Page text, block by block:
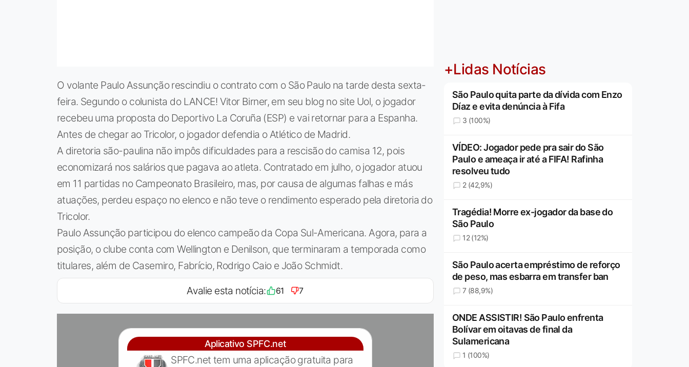
O volante Paulo Assunção rescindiu o contrato com o São Paulo na tarde desta sexta-
feira. Segundo o colunista do LANCE! Vitor Birner, em seu blog no site Uol, o jogador
recebeu uma proposta do Deportivo La Coruña (ESP) e vai retornar para a Espanha.
Antes de chegar ao Tricolor, o jogador defendia o Atlético de Madrid.
A diretoria são-paulina não impôs dificuldades para a rescisão do camisa 12, pois
economizará nos salários que pagava ao atleta. Contratado em julho, o jogador atuou
em 11 partidas no Campeonato Brasileiro, mas, por causa de algumas falhas e más
atuações, perdeu espaço no elenco e não teve o rendimento esperado pela diretoria do
Tricolor.
Paulo Assunção participou do elenco campeão da Copa Sul-Americana. Agora, para a
posição, o clube conta com Wellington e Denilson, que terminaram a temporada como
titulares, além de Casemiro, Fabrício, Rodrigo Caio e João Schmidt.
Avalie esta notícia: 61 7
Aplicativo SPFC.net
SPFC.net tem uma aplicação gratuita para
+Lidas Notícias
São Paulo quita parte da dívida com Enzo
Díaz e evita denúncia à Fifa
3 (100%)
VÍDEO: Jogador pede pra sair do São
Paulo e ameaça ir até a FIFA! Rafinha
resolveu tudo
2 (42,9%)
Tragédia! Morre ex-jogador da base do
São Paulo
12 (12%)
São Paulo acerta empréstimo de reforço
de peso, mas esbarra em transfer ban
7 (88,9%)
ONDE ASSISTIR! São Paulo enfrenta
Bolívar em oitavas de final da
Sulamericana
1 (100%)